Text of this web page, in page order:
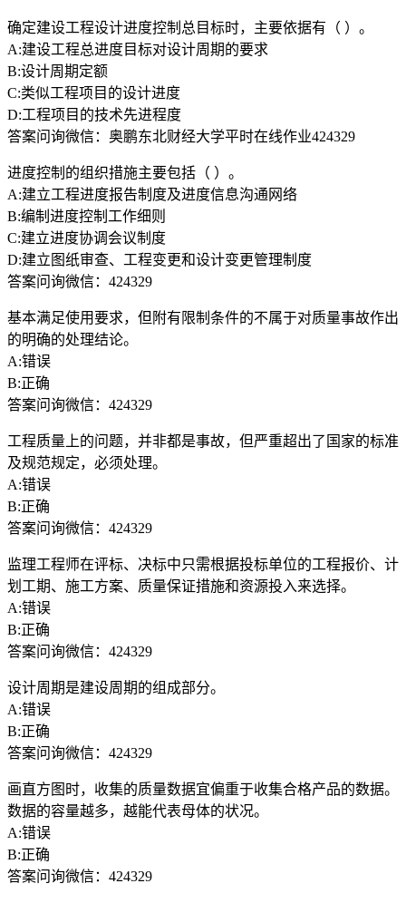
确定建设工程设计进度控制总目标时，主要依据有（ ）。
A:建设工程总进度目标对设计周期的要求
B:设计周期定额
C:类似工程项目的设计进度
D:工程项目的技术先进程度
答案问询微信：奥鹏东北财经大学平时在线作业424329
进度控制的组织措施主要包括（ ）。
A:建立工程进度报告制度及进度信息沟通网络
B:编制进度控制工作细则
C:建立进度协调会议制度
D:建立图纸审查、工程变更和设计变更管理制度
答案问询微信：424329
基本满足使用要求，但附有限制条件的不属于对质量事故作出
的明确的处理结论。
A:错误
B:正确
答案问询微信：424329
工程质量上的问题，并非都是事故，但严重超出了国家的标准
及规范规定，必须处理。
A:错误
B:正确
答案问询微信：424329
监理工程师在评标、决标中只需根据投标单位的工程报价、计
划工期、施工方案、质量保证措施和资源投入来选择。
A:错误
B:正确
答案问询微信：424329
设计周期是建设周期的组成部分。
A:错误
B:正确
答案问询微信：424329
画直方图时，收集的质量数据宜偏重于收集合格产品的数据。
数据的容量越多，越能代表母体的状况。
A:错误
B:正确
答案问询微信：424329